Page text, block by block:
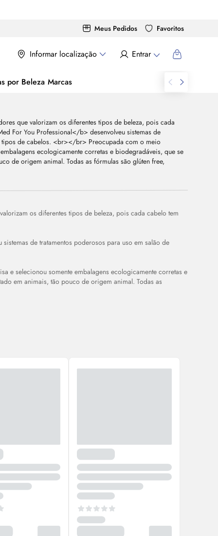
Meus Pedidos Favoritos
Informar localização Entrar
por Beleza Marcas
os diferentes tipos de beleza, pois cada cabelo tem
sistemas de tratamentos poderosos para uso em salão de
e selecionou somente embalagens ecologicamente corretas e
em animais, tão pouco de origem animal. Todas as